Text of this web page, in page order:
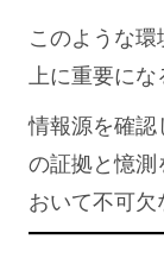
このような
上に重要にな
情報源を確
の証拠と憶
おいて不可欠